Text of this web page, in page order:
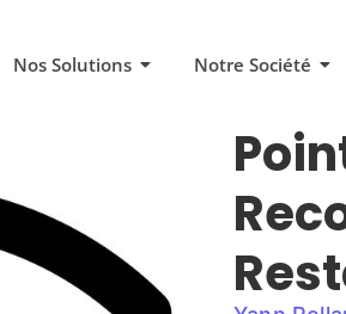
Nos Solutions Notre Société